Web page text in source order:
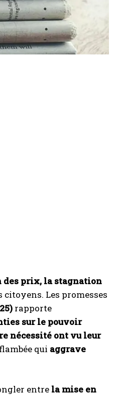
des prix, la stagnation
Les promesses
rapporte
sur le pouvoir
nécessité ont vu leur
qui aggrave
entre la mise en